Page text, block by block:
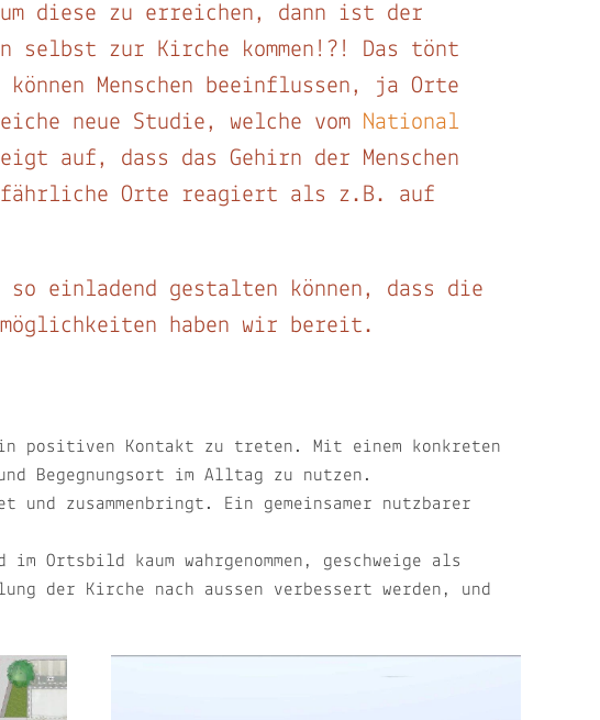
um diese zu erreichen, dann ist der
selbst zur Kirche kommen!?! Das tönt
Menschen beeinflussen, ja Orte
neue Studie, welche vom National
auf, dass das Gehirn der Menschen
Orte reagiert als z.B. auf
einladend gestalten können, dass die
haben wir bereit.
positiven Kontakt zu treten. Mit einem konkreten
Begegnungsort im Alltag zu nutzen.
zusammenbringt. Ein gemeinsamer nutzbarer
kaum wahrgenommen, geschweige als
der Kirche nach aussen verbessert werden, und